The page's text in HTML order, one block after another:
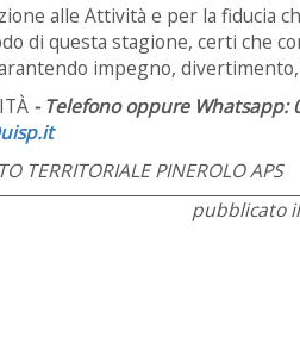
alle Attività e per la fiducia
di questa stagione, certi che
impegno, divertimento,
- Telefono oppure
TERRITORIALE PINEROLO APS
pubblicato